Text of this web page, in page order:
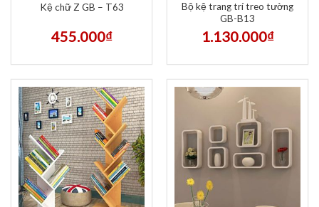
Kệ chữ Z GB – T63
455.000₫
Bộ kệ trang trí treo tường
GB-B13
1.130.000₫